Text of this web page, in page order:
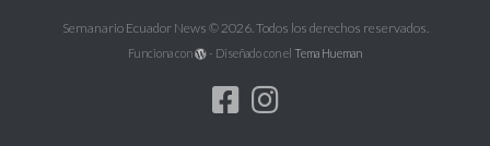
Semanario Ecuador News © 2026. Todos los derechos reservados.
Funciona con - Diseñado con el Tema Hueman